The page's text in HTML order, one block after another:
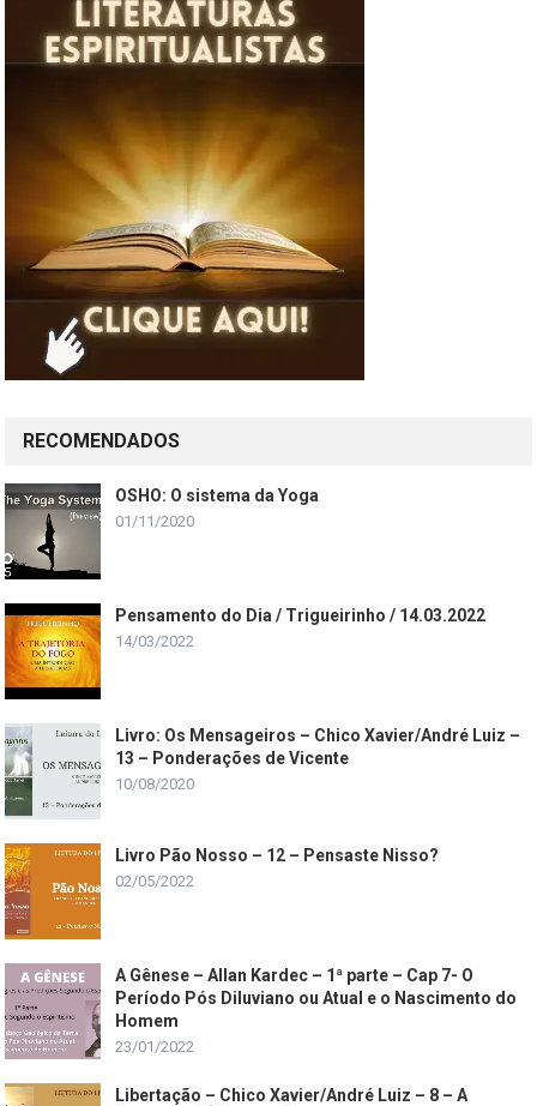
RECOMENDADOS
OSHO: O sistema da Yoga
01/11/2020
Pensamento do Dia / Trigueirinho / 14.03.2022
14/03/2022
Livro: Os Mensageiros – Chico Xavier/André Luiz –
13 – Ponderações de Vicente
10/08/2020
Livro Pão Nosso – 12 – Pensaste Nisso?
02/05/2022
A Gênese – Allan Kardec – 1ª parte – Cap 7- O
Período Pós Diluviano ou Atual e o Nascimento do
Homem
23/01/2022
Libertação – Chico Xavier/André Luiz – 8 – A